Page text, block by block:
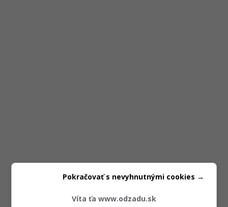
Víta ťa www.odzadu.sk
Pokračovať s nevyhnutnými cookies →